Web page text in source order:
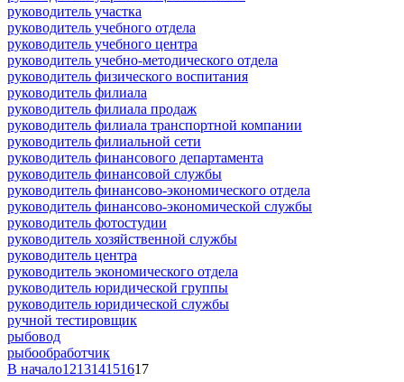
руководитель участка
руководитель учебного отдела
руководитель учебного центра
руководитель учебно-методического отдела
руководитель физического воспитания
руководитель филиала
руководитель филиала продаж
руководитель филиала транспортной компании
руководитель филиальной сети
руководитель финансового департамента
руководитель финансовой службы
руководитель финансово-экономического отдела
руководитель финансово-экономической службы
руководитель фотостудии
руководитель хозяйственной службы
руководитель центра
руководитель экономического отдела
руководитель юридической группы
руководитель юридической службы
ручной тестировщик
рыбовод
рыбообработчик
В начало121314151617